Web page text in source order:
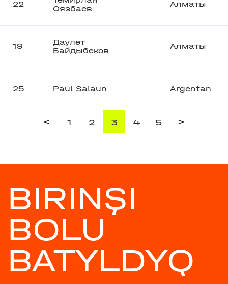
22
Оязбаев
Алматы
19
Даулет
Байдыбеков
Алматы
25 Paul Salaun Argentan
< 1 2 3 4 5 >
BIRINŞI
BOLU
BATYLDYQ